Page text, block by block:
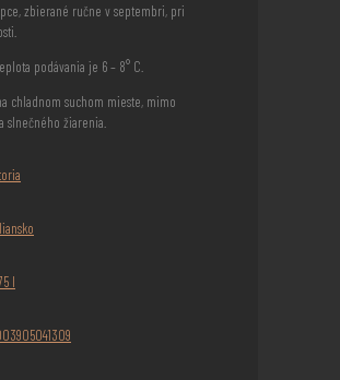
zbierané ručne v septembri, pri
podávania je 6 – 8° C.
chladnom suchom mieste, mimo
slnečného žiarenia.
l